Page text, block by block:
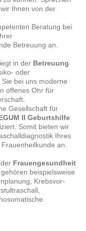
Ihnen von der
Beratung bei
Betreuung an.
in der Betreuung
oder
bei uns moderne
offenes Ohr für
Gesellschaft für
II Geburtshilfe
Somit bieten wir
Ihres
an.
Frauengesundheit
beispielsweise
Krebsvor-